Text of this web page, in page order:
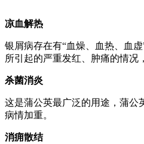
凉血解热
银屑病存在有“血燥、血热、血
所引起的严重发红、肿痛的情况
杀菌消炎
这是蒲公英最广泛的用途，蒲公
病情加重。
消痈散结